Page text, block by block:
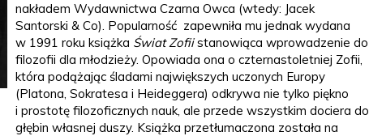
nakładem Wydawnictwa Czarna Owca (wtedy: Jacek
Santorski & Co). Popularność zapewniła mu jednak wydana
w 1991 roku książka Świat Zofiistanowiąca wprowadzenie do
filozofii dla młodzieży. Opowiada ona o czternastoletniej Zofii,
która podążając śladami największych uczonych Europy
(Platona, Sokratesa i Heideggera) odkrywa nie tylko piękno
i prostotę filozoficznych nauk, ale przede wszystkim dociera do
głębin własnej duszy. Książka przetłumaczona została na